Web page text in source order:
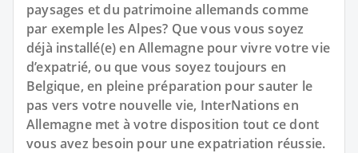
paysages et du patrimoine allemands comme
par exemple les Alpes? Que vous vous soyez
déjà installé(e) en Allemagne pour vivre votre vie
d’expatrié, ou que vous soyez toujours en
Belgique, en pleine préparation pour sauter le
pas vers votre nouvelle vie, InterNations en
Allemagne met à votre disposition tout ce dont
vous avez besoin pour une expatriation réussie.